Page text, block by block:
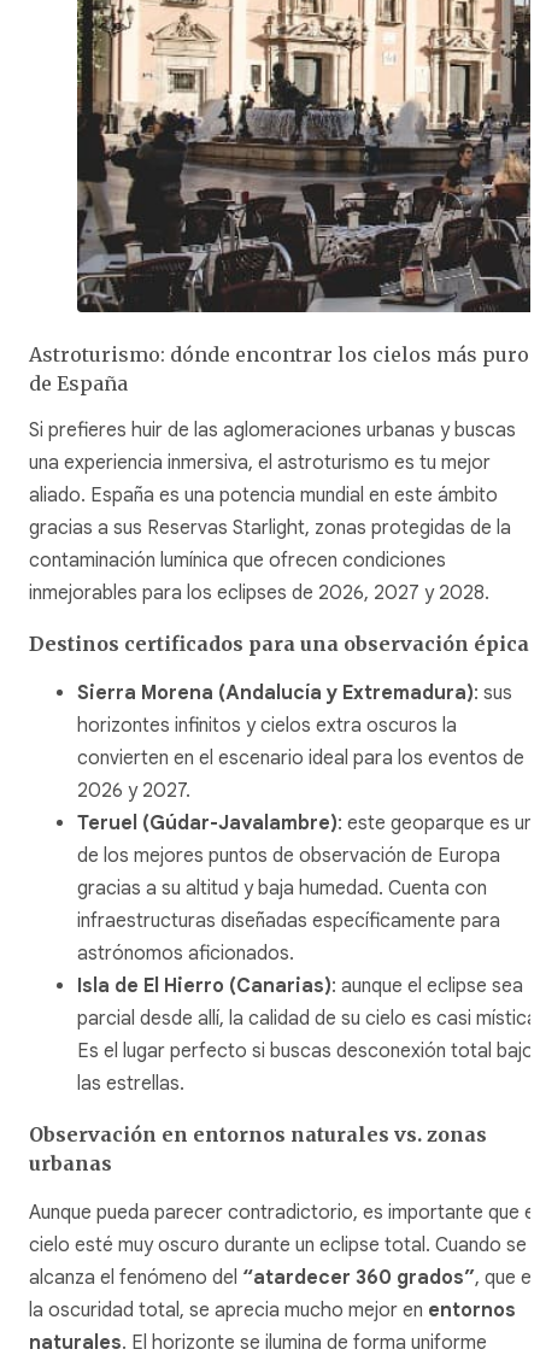
Astroturismo: dónde encontrar los cielos más puros
de España
Si prefieres huir de las aglomeraciones urbanas y buscas
una experiencia inmersiva, el astroturismo es tu mejor
aliado. España es una potencia mundial en este ámbito
gracias a sus Reservas Starlight, zonas protegidas de la
contaminación lumínica que ofrecen condiciones
inmejorables para los eclipses de 2026, 2027 y 2028.
Destinos certificados para una observación épica
Sierra Morena (Andalucía y Extremadura): sus
horizontes infinitos y cielos extra oscuros la
convierten en el escenario ideal para los eventos de
2026 y 2027.
Teruel (Gúdar-Javalambre): este geoparque es
de los mejores puntos de observación de Europa
gracias a su altitud y baja humedad. Cuenta con
infraestructuras diseñadas específicamente para
astrónomos aficionados.
Isla de El Hierro (Canarias): aunque el eclipse sea
parcial desde allí, la calidad de su cielo es casi
Es el lugar perfecto si buscas desconexión total bajo
las estrellas.
Observación en entornos naturales vs. zonas
urbanas
Aunque pueda parecer contradictorio, es importante que el
cielo esté muy oscuro durante un eclipse total. Cuando se
alcanza el fenómeno del “atardecer 360 grados”, que es
la oscuridad total, se aprecia mucho mejor en entornos
naturales. El horizonte se ilumina de forma uniforme